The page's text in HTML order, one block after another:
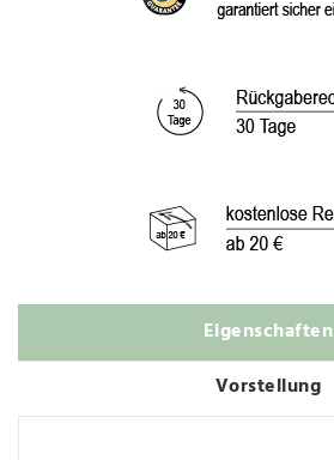
Eigenschaften
Vorstellung